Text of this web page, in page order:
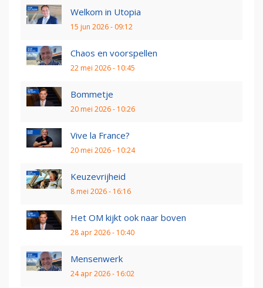
Welkom in Utopia
15 jun 2026 - 09:12
Chaos en voorspellen
22 mei 2026 - 10:45
Bommetje
20 mei 2026 - 10:26
Vive la France?
20 mei 2026 - 10:24
Keuzevrijheid
8 mei 2026 - 16:16
Het OM kijkt ook naar boven
28 apr 2026 - 10:40
Mensenwerk
24 apr 2026 - 16:02